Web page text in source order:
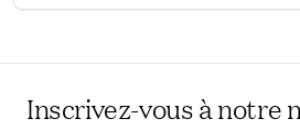
Inscrivez-vous à notre